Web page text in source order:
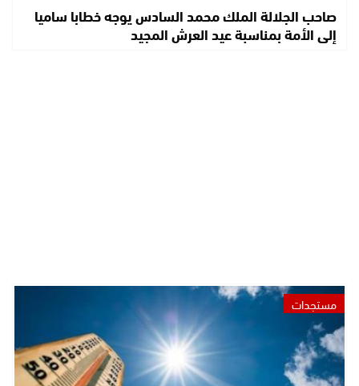
صاحب الجلالة الملك محمد السادس يوجه خطابا ساميا
إلى الأمة بمناسبة عيد العرش المجيد
مستجدات